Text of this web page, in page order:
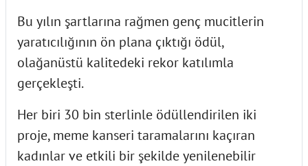
Bu yılın şartlarına rağmen genç mucitlerin
yaratıcılığının ön plana çıktığı ödül,
olağanüstü kalitedeki rekor katılımla
gerçekleşti.
Her biri 30 bin sterlinle ödüllendirilen iki
proje, meme kanseri taramalarını kaçıran
kadınlar ve etkili bir şekilde yenilenebilir